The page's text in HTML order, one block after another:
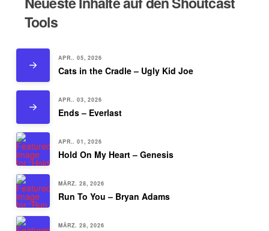
Tools
APR.. 05, 2026
Cats in the Cradle – Ugly Kid Joe
APR.. 03, 2026
Ends – Everlast
APR.. 01, 2026
Hold On My Heart – Genesis
MÄRZ. 28, 2026
Run To You – Bryan Adams
MÄRZ. 28, 2026